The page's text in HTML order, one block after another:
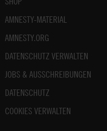
AMNESTY-MATERIAL
AMNESTY.ORG
DATENSCHUTZ VERWALTEN
JOBS & AUSSCHREIBUNGEN
DATENSCHUTZ
COOKIES VERWALTEN